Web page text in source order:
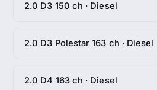
2.0 D3 150 ch · Diesel
2.0 D3 Polestar 163 ch · Diesel
2.0 D4 163 ch · Diesel